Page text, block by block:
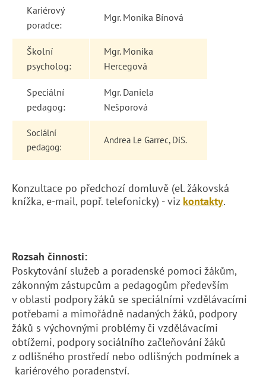
Kariérový
poradce:
Mgr. Monika Bínová
Školní
psycholog:
Mgr. Monika
Hercegová
Speciální
pedagog:
Mgr. Daniela
Nešporová
Sociální
pedagog:
Andrea Le Garrec, DiS.
Konzultace po předchozí domluvě (el. žákovská
knížka, e-mail, popř. telefonicky) - viz kontakty.
Rozsah činnosti:
Poskytování služeb a poradenské pomoci žákům,
zákonným zástupcům a pedagogům především
v oblasti podpory žáků se speciálními vzdělávacími
potřebami a mimořádně nadaných žáků, podpory
žáků s výchovnými problémy či vzdělávacími
obtížemi, podpory sociálního začleňování žáků
z odlišného prostředí nebo odlišných podmínek a
kariérového poradenství.